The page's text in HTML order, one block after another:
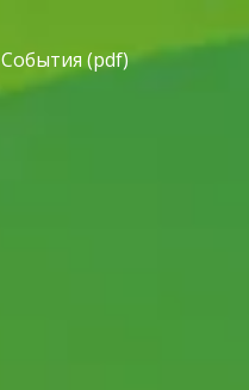
События (pdf)